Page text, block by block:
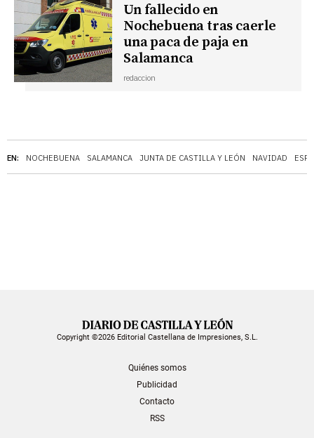
EN: NOCHEBUENA SALAMANCA JUNTA DE CASTILLA Y LEÓN NAVIDAD
Un fallecido en
Nochebuena tras caerle
una paca de paja en
Salamanca
redaccion
Copyright ©2026 Editorial Castellana de Impresiones, S.L.
Quiénes somos
Publicidad
Contacto
RSS